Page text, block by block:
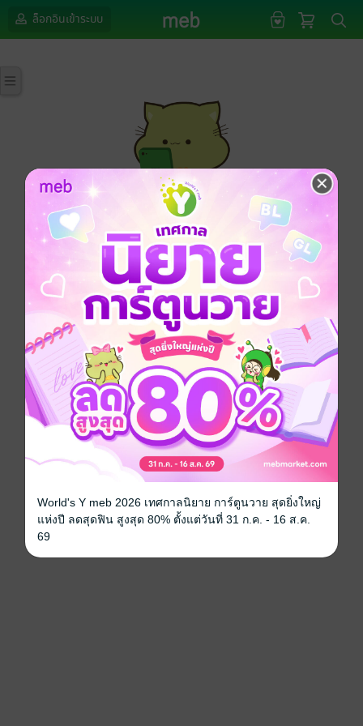
ล็อกอินเข้าระบบ
กรุณาเข้าสู่ระบบก่อนดำเนินรายการด้วยค่ะ
ล็อกอินเข้าระบบ
World's Y meb 2026 เทศกาลนิยาย การ์ตูนวาย สุดยิ่งใหญ่
แห่งปี ลดสุดฟิน สูงสุด 80% ตั้งแต่วันที่ 31 ก.ค. - 16 ส.ค.
69